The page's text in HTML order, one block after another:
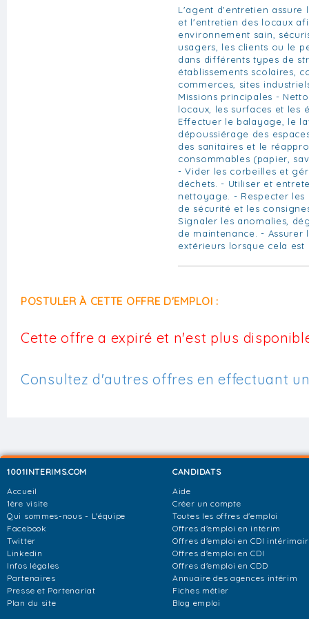
L'agent d'entretien assure
et l'entretien des locaux
environnement sain,
usagers, les clients ou le
dans différents types de
établissements scolaires,
commerces, sites
Missions principales -
locaux, les surfaces et les
Effectuer le balayage, le
dépoussiérage des
des sanitaires et le
consommables (papier,
- Vider les corbeilles et
déchets. - Utiliser et
nettoyage. - Respecter
de sécurité et les
Signaler les anomalies,
de maintenance. - Assurer
extérieurs lorsque cela est
POSTULER À CETTE OFFRE D'EMPLOI :
Cette offre a expiré et n'est plus
Consultez d'autres offres en effectuant
1001INTERIMS.COM
Accueil
1ère visite
Qui sommes-nous - L'équipe
Facebook
Twitter
Linkedin
Infos légales
Partenaires
Presse et Partenariat
Plan du site
CANDIDATS
Aide
Créer un compte
Toutes les offres d'emploi
Offres d'emploi en intérim
Offres d'emploi en CDI
Offres d'emploi en CDI
Offres d'emploi en CDD
Annuaire des agences intérim
Fiches métier
Blog emploi